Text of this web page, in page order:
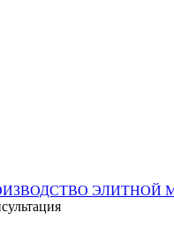
ЭЛИТНОЙ